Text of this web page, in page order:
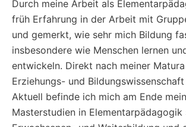
Durch meine Arbeit als
früh Erfahrung in der Arbeit mit
und gemerkt, wie sehr mich Bildung
insbesondere wie Menschen lernen
entwickeln. Direkt nach meiner
Erziehungs- und
Aktuell befinde ich mich am Ende
Masterstudien in Elementarpädagogik